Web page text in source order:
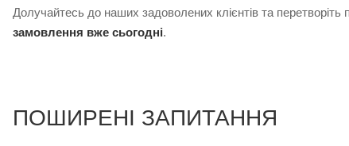
Долучайтесь до наших задоволених клієнтів та
замовлення вже сьогодні.
ПОШИРЕНІ ЗАПИТАННЯ